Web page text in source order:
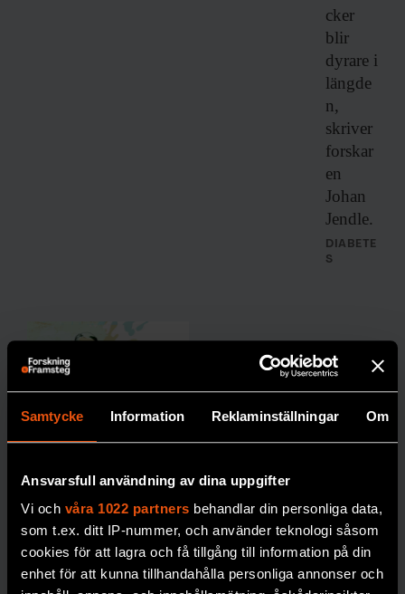
Samtycke Information Reklaminställningar Om
Ansvarsfull användning av dina uppgifter
Vi och våra 1022 partners behandlar din personliga data,
som t.ex. ditt IP-nummer, och använder teknologi såsom
cookies för att lagra och få tillgång till information på din
enhet för att kunna tillhandahålla personliga annonser och
cker
blir
dyrare i
längde
n,
skriver
forskar
en
Johan
Jendle.
DIABETE
S
Robert:
”Jag är
tacksam
över att
sexlivet
återställde